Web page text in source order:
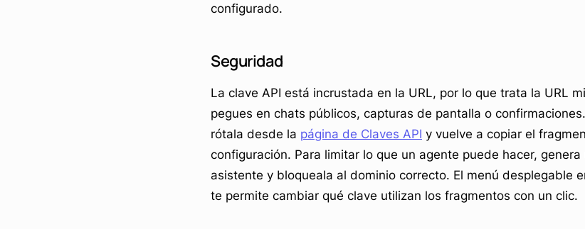
configurado.
Seguridad
La clave API está incrustada en la URL, por lo que trata la URL
pegues en chats públicos, capturas de pantalla o
rótala desde la página de Claves API y vuelve a copiar el
configuración. Para limitar lo que un agente puede hacer,
asistente y bloqueala al dominio correcto. El menú desplegable
te permite cambiar qué clave utilizan los fragmentos con un clic.